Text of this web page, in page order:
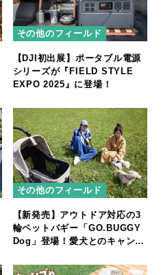
その他のフィールド
【DJI初出展】ポータブル電源
シリーズが『FIELD STYLE
EXPO 2025』に登場！
その他のフィールド
【新発売】アウトドア対応の3
輪ペットバギー「GO.BUGGY
Dog」登場！愛犬とのキャンプ